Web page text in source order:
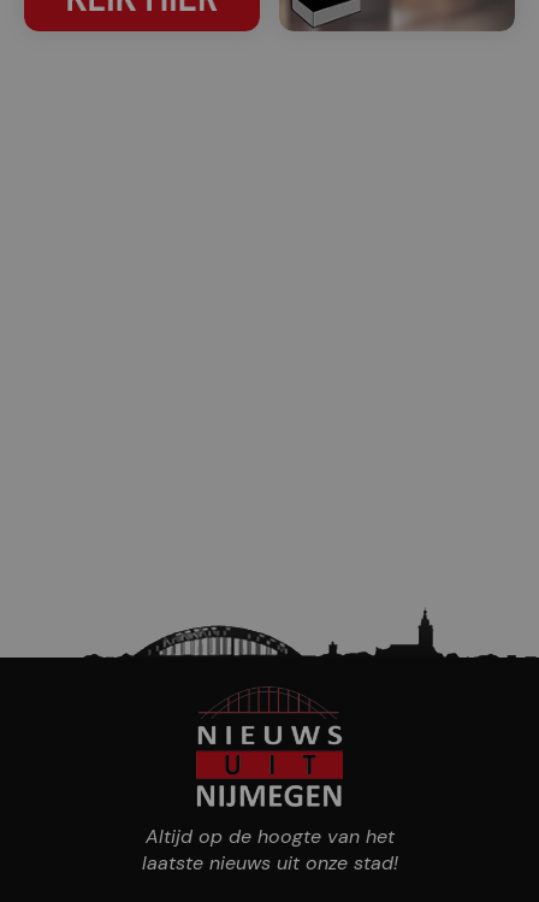
Altijd op de hoogte van het
laatste nieuws uit onze stad!